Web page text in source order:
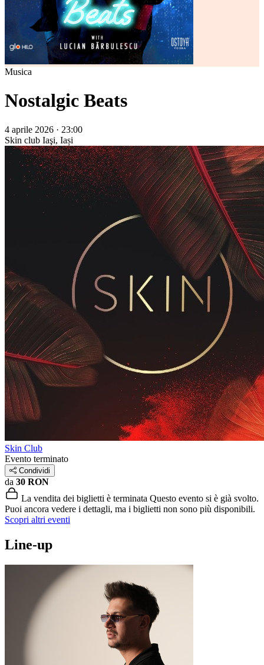
Musica
Nostalgic Beats
4 aprile 2026 · 23:00
Skin club Iaşi, Iași
Skin Club
Evento terminato
Condividi
da 30 RON
La vendita dei biglietti è terminata Questo evento si è già svolto.
Puoi ancora vedere i dettagli, ma i biglietti non sono più disponibili.
Scopri altri eventi
Line-up